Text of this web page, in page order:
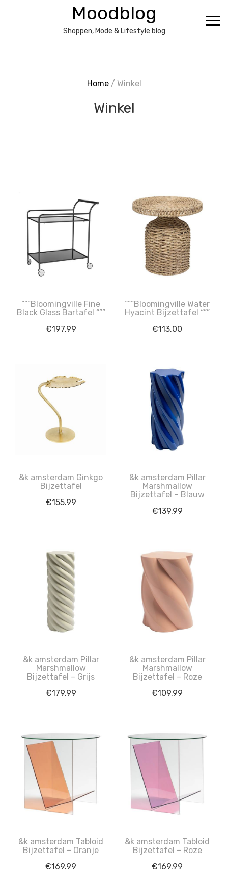
Moodblog
Shoppen, Mode & Lifestyle blog
Home/ Winkel
Winkel
“””Bloomingville Fine
Black Glass Bartafel “””
€197.99
“””Bloomingville Water
Hyacint Bijzettafel “””
€113.00
&k amsterdam Ginkgo
Bijzettafel
€155.99
&k amsterdam Pillar
Marshmallow
Bijzettafel – Blauw
€139.99
&k amsterdam Pillar
Marshmallow
Bijzettafel – Grijs
€179.99
&k amsterdam Pillar
Marshmallow
Bijzettafel – Roze
€109.99
&k amsterdam Tabloid
Bijzettafel – Oranje
€169.99
&k amsterdam Tabloid
Bijzettafel – Roze
€169.99